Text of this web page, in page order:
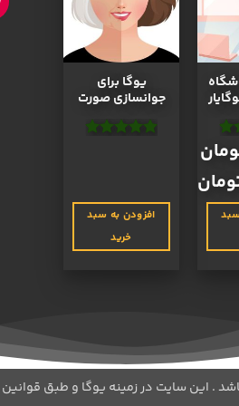
تومان
یوگا برای
جوانسازی صورت
افزودن به سبد
خرید
. این سایت در زمینه یوگا و طبق